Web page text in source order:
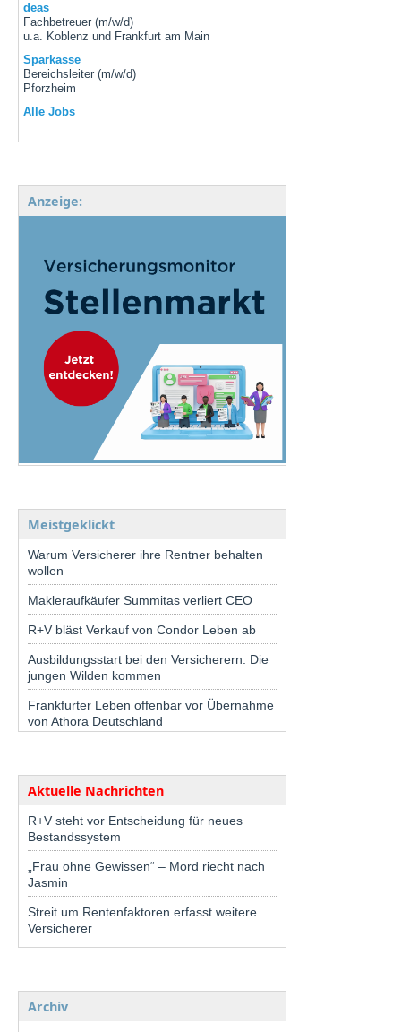
deas
Fachbetreuer (m/w/d)
u.a. Koblenz und Frankfurt am Main
Sparkasse
Bereichsleiter (m/w/d)
Pforzheim
Alle Jobs
Anzeige:
Meistgeklickt
Warum Versicherer ihre Rentner behalten
wollen
Makleraufkäufer Summitas verliert CEO
R+V bläst Verkauf von Condor Leben ab
Ausbildungsstart bei den Versicherern: Die
jungen Wilden kommen
Frankfurter Leben offenbar vor Übernahme
von Athora Deutschland
Aktuelle Nachrichten
R+V steht vor Entscheidung für neues
Bestandssystem
„Frau ohne Gewissen“ – Mord riecht nach
Jasmin
Streit um Rentenfaktoren erfasst weitere
Versicherer
Archiv